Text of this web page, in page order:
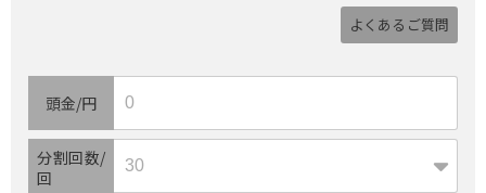
よくあるご質問
頭金/円
分割回数/
回